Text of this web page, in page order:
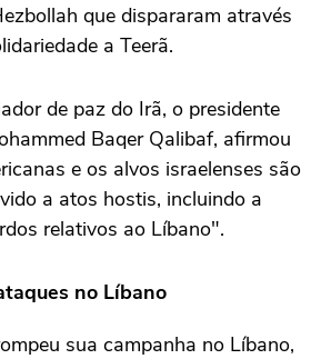
que dispararam através
a Teerã.
de paz do Irã, o presidente
Baqer Qalibaf, afirmou
e os alvos israelenses são
a atos hostis, incluindo a
relativos ao Líbano".
no Líbano
sua campanha no Líbano,